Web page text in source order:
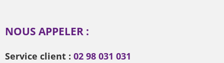
NOUS APPELER :
Service client : 02 98 031 031